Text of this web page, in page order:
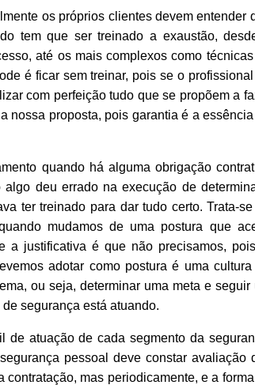
os próprios clientes devem entender
tem que ser treinado a exaustão,
até os mais complexos como
é ficar sem treinar, pois se o
com perfeição tudo que se propõem a
nossa proposta, pois garantia é a
quando há alguma obrigação
deu errado na execução de
ter treinado para dar tudo certo. Trata-
mudamos de uma postura que
a justificativa é que não precisamos,
adotar como postura é uma
ou seja, determinar uma meta e seguir
segurança está atuando.
de atuação de cada segmento da
pessoal deve constar avaliação
mas periodicamente, e a